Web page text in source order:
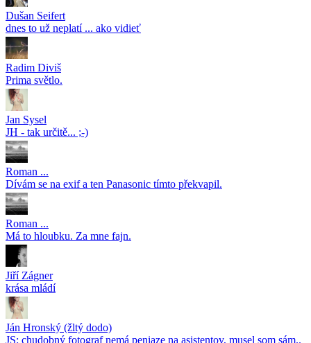
Dušan Seifert
dnes to už neplatí ... ako vidieť
Radim Diviš
Prima světlo.
Jan Sysel
JH - tak určitě... ;-)
Roman ...
Dívám se na exif a ten Panasonic tímto překvapil.
Roman ...
Má to hloubku. Za mne fajn.
Jiří Zágner
krása mládí
Ján Hronský (žltý dodo)
JS: chudobný fotograf nemá peniaze na asistentov, musel som sám..